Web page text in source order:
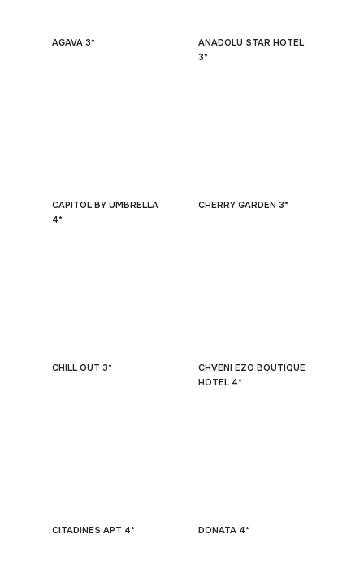
AGAVA 3*
ANADOLU STAR HOTEL
3*
CAPITOL BY UMBRELLA
4*
CHERRY GARDEN 3*
CHILL OUT 3*
CHVENI EZO BOUTIQUE
HOTEL 4*
CITADINES APT 4* DONATA 4*